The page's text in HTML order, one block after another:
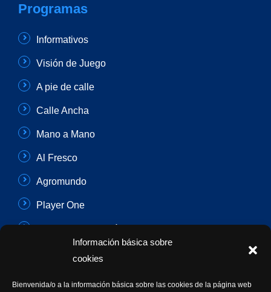
Información básica sobre
cookies
Bienvenida/o a la información básica sobre las cookies de la página web
Programas
Informativos
Visión de Juego
A pie de calle
Calle Ancha
Mano a Mano
Al Fresco
Agromundo
Player One